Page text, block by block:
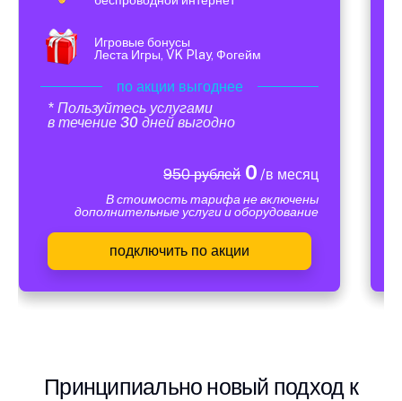
Игровые бонусы
Леста Игры, VK Play, Фогейм
по акции выгоднее
* Пользуйтесь услугами
в течение 30 дней выгодно
950 рублей0 /в месяц
В стоимость тарифа не включены
дополнительные услуги и оборудование
подключить по акции
Принципиально новый подход к